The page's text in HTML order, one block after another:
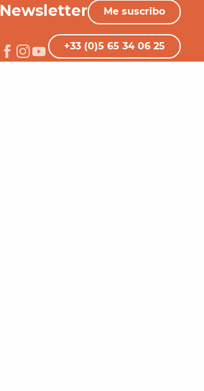
Newsletter Me suscribo
+33 (0)5 65 34 06 25